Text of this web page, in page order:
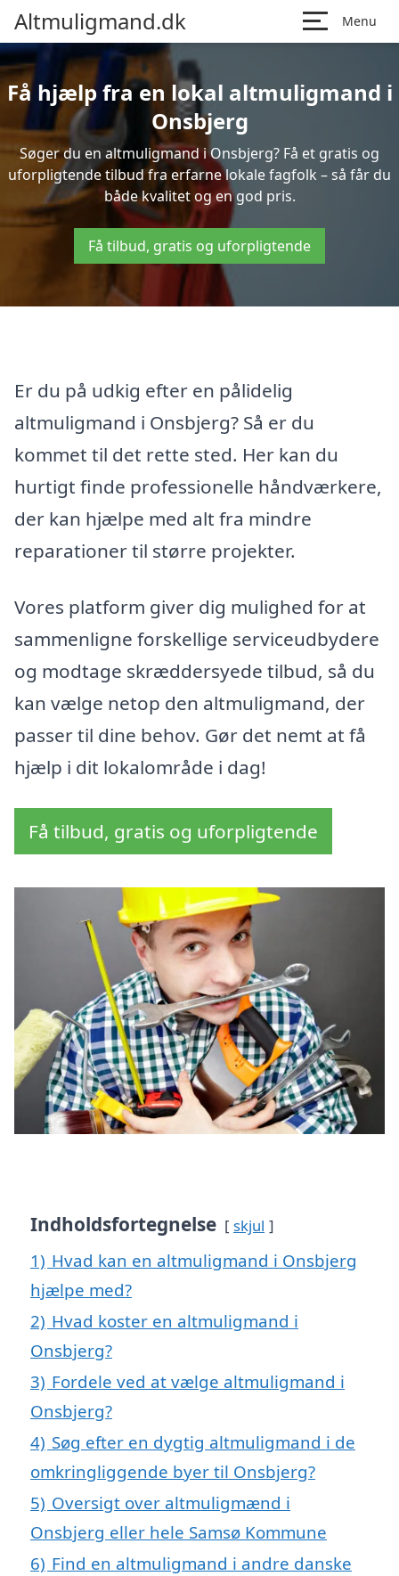
Altmuligmand.dk Menu
Få hjælp fra en lokal altmuligmand i
Onsbjerg
Søger du en altmuligmand i Onsbjerg? Få et gratis og
uforpligtende tilbud fra erfarne lokale fagfolk – så får du
både kvalitet og en god pris.
Få tilbud, gratis og uforpligtende
Er du på udkig efter en pålidelig
altmuligmand i Onsbjerg? Så er du
kommet til det rette sted. Her kan du
hurtigt finde professionelle håndværkere,
der kan hjælpe med alt fra mindre
reparationer til større projekter.
Vores platform giver dig mulighed for at
sammenligne forskellige serviceudbydere
og modtage skræddersyede tilbud, så du
kan vælge netop den altmuligmand, der
passer til dine behov. Gør det nemt at få
hjælp i dit lokalområde i dag!
Få tilbud, gratis og uforpligtende
Indholdsfortegnelse skjul
1) Hvad kan en altmuligmand i Onsbjerg
hjælpe med?
2) Hvad koster en altmuligmand i
Onsbjerg?
3) Fordele ved at vælge altmuligmand i
Onsbjerg?
4) Søg efter en dygtig altmuligmand i de
omkringliggende byer til Onsbjerg?
5) Oversigt over altmuligmænd i
Onsbjerg eller hele Samsø Kommune
6) Find en altmuligmand i andre danske